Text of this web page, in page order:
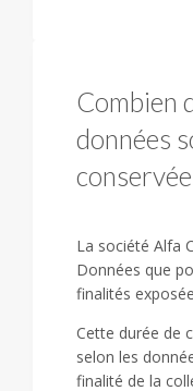
Combien
données
La société Alfa
Données que
finalités
Cette durée de
selon les
finalité de la